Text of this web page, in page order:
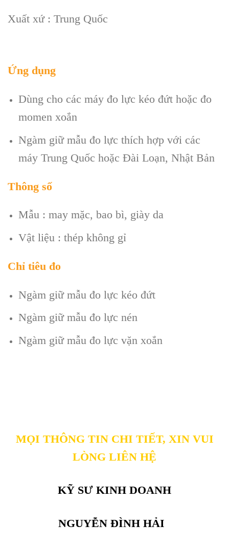
Xuất xứ : Trung Quốc
Ứng dụng
Dùng cho các máy đo lực kéo đứt hoặc đo
momen xoắn
Ngàm giữ mẫu đo lực thích hợp với các
máy Trung Quốc hoặc Đài Loạn, Nhật Bản
Thông số
Mẫu : may mặc, bao bì, giày da
Vật liệu : thép không gỉ
Chỉ tiêu đo
Ngàm giữ mẫu đo lực kéo đứt
Ngàm giữ mẫu đo lực nén
Ngàm giữ mẫu đo lực vặn xoắn
MỌI THÔNG TIN CHI TIẾT, XIN VUI
LÒNG LIÊN HỆ
KỸ SƯ KINH DOANH
NGUYỄN ĐÌNH HẢI